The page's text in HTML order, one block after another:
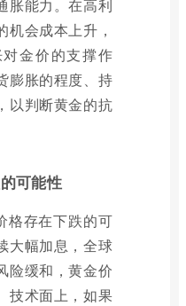
胀能力。在高利
机会成本上升，
金价的支撑作
膨胀的程度、持
以判断黄金的抗
可能性
格存在下跌的可
大幅加息，全球
险缓和，黄金价
技术面上，如果